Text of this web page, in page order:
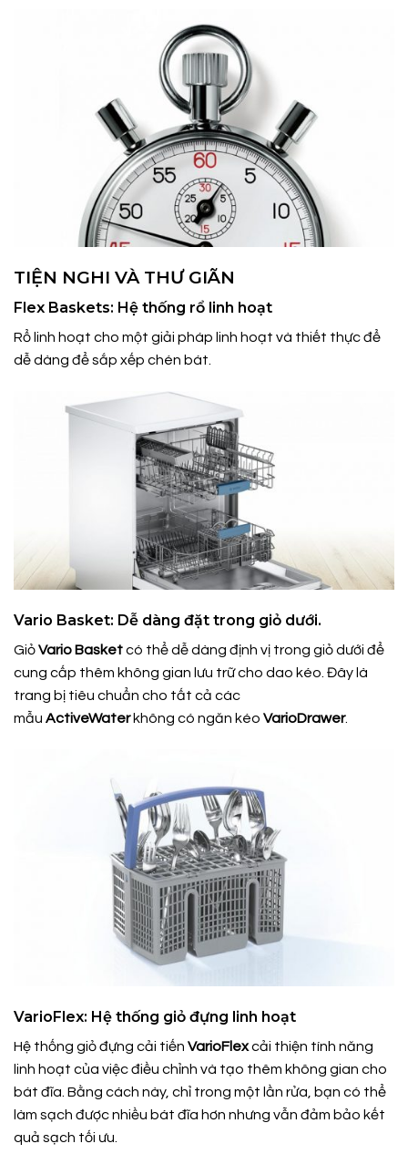
TIỆN NGHI VÀ THƯ GIÃN
Flex Baskets: Hệ thống rổ linh hoạt
Rổ linh hoạt cho một giải pháp linh hoạt và thiết thực để
dễ dàng để sắp xếp chén bát.
Vario Basket: Dễ dàng đặt trong giỏ dưới.
GiỏVario Basketcó thể dễ dàng định vị trong giỏ dưới để
cung cấp thêm không gian lưu trữ cho dao kéo. Đây là
trang bị tiêu chuẩn cho tất cả các
mẫu ActiveWaterkhông có ngăn kéo VarioDrawer.
VarioFlex: Hệ thống giỏ đựng linh hoạt
Hệ thống giỏ đựng cải tiến VarioFlexcải thiện tính năng
linh hoạt của việc điều chỉnh và tạo thêm không gian cho
bát đĩa. Bằng cách này, chỉ trong một lần rửa, bạn có thể
làm sạch được nhiều bát đĩa hơn nhưng vẫn đảm bảo kết
quả sạch tối ưu.